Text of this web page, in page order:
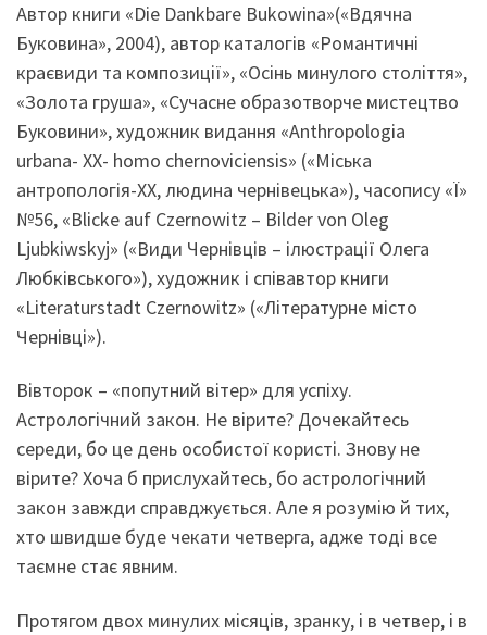
Автор книги «Die Dankbare Bukowina»(«Вдячна
Буковина», 2004), автор каталогів «Романтичні
краєвиди та композиції», «Осінь минулого століття»,
«Золота груша», «Сучасне образотворче мистецтво
Буковини», художник видання «Anthropologia
urbana- XX- homo chernoviciensis» («Міська
антропологія-ХХ, людина чернівецька»), часопису «Ї»
№56, «Blicke auf Czernowitz – Bilder von Oleg
Ljubkiwskyj» («Види Чернівців – ілюстрації Олега
Любківського»), художник і співавтор книги
«Literaturstadt Czernowitz» («Літературне місто
Чернівці»).
Вівторок – «попутний вітер» для успіху.
Астрологічний закон. Не вірите? Дочекайтесь
середи, бо це день особистої користі. Знову не
вірите? Хоча б прислухайтесь, бо астрологічний
закон завжди справджується. Але я розумію й тих,
хто швидше буде чекати четверга, адже тоді все
таємне стає явним.
Протягом двох минулих місяців, зранку, і в четвер, і в